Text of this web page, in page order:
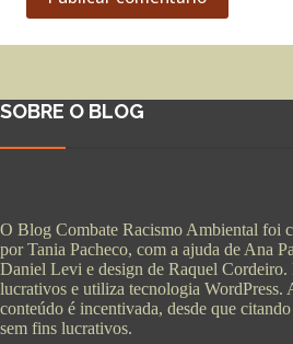
SOBRE O BLOG
O Blog Combate Racismo Ambiental foi
por Tania Pacheco, com a ajuda de Ana
Daniel Levi e design de Raquel Cordeiro.
lucrativos e utiliza tecnologia WordPress.
conteúdo é incentivada, desde que
sem fins lucrativos.